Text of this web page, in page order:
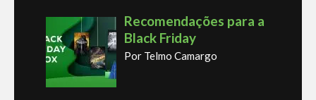
Recomendações para a
Black Friday
Por Telmo Camargo